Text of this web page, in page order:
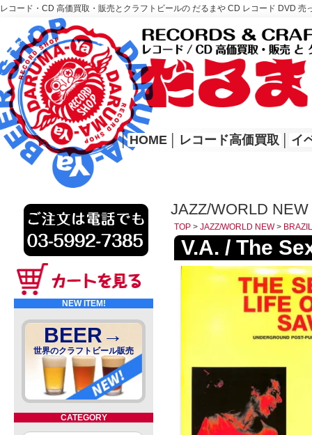
レコード・CD 高価買取・販売とクラフトビールの だるまや CD レコード DVD
レコード高価買取はこちら
HOME
│ HOME レコード高価買取 イ
NEW ITEM!
BEER→
世界のクラフトビール販売
CATEGORY
JAZZ/WORLD
TOP > JAZZ/WORLD NEW> BRAZIL
V.A. / The